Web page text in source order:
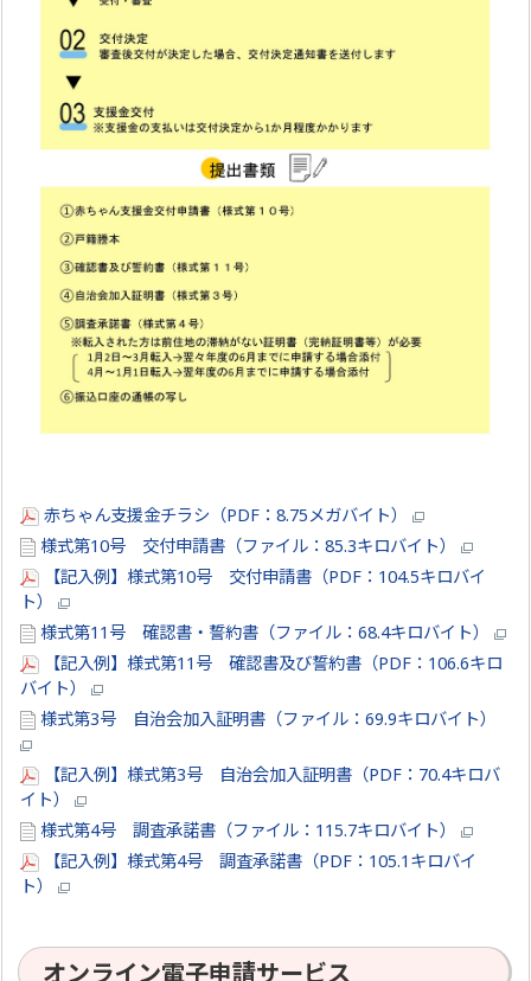
赤ちゃん支援金チラシ（PDF：8.75メガバイト）
様式第10号 交付申請書（ファイル：85.3キロバイト）
【記入例】様式第10号 交付申請書（PDF：104.5キロバイ
ト）
様式第11号 確認書・誓約書（ファイル：68.4キロバイト）
【記入例】様式第11号 確認書及び誓約書（PDF：106.6キロ
バイト）
様式第3号 自治会加入証明書（ファイル：69.9キロバイト）
【記入例】様式第3号 自治会加入証明書（PDF：70.4キロバ
イト）
様式第4号 調査承諾書（ファイル：115.7キロバイト）
【記入例】様式第4号 調査承諾書（PDF：105.1キロバイ
ト）
オンライン電子申請サービス